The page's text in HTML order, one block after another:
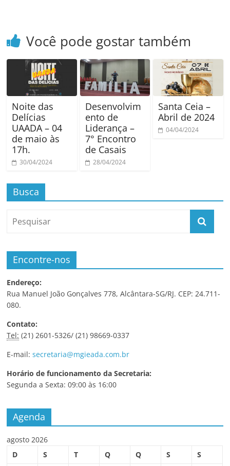
Você pode gostar também
Noite das
Delícias
UAADA – 04
de maio às
17h.
30/04/2024
Desenvolvim
ento de
Liderança –
7° Encontro
de Casais
28/04/2024
Santa Ceia –
Abril de 2024
04/04/2024
Busca
Encontre-nos
Endereço:
Rua Manuel João Gonçalves 778, Alcântara-SG/RJ. CEP: 24.711-
080.
Contato:
Tel: (21) 2601-5326/ (21) 98669-0337
E-mail:secretaria@mgieada.com.br
Horário de funcionamento da Secretaria:
Segunda a Sexta: 09:00 às 16:00
Agenda
agosto 2026
D
S T Q Q S S